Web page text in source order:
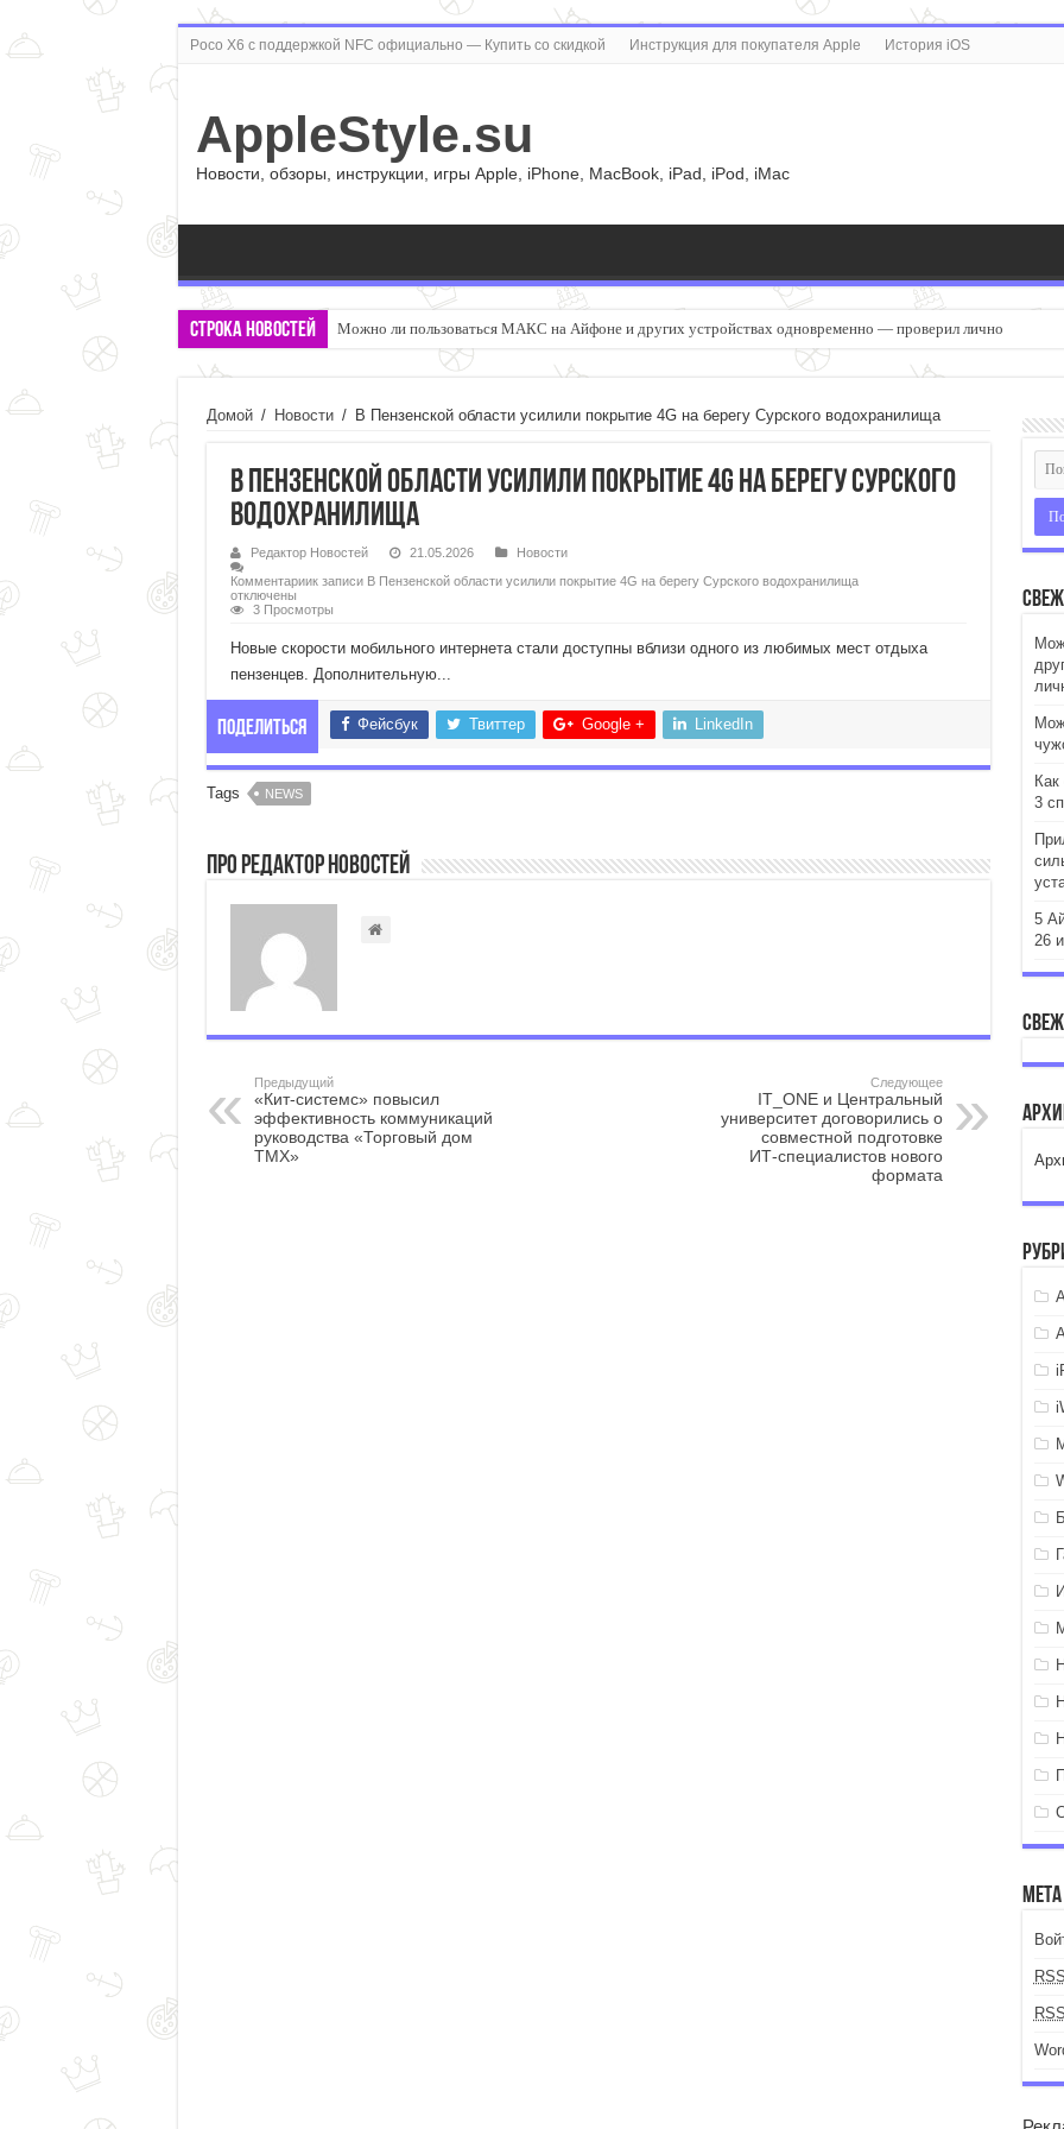
Poco X6 с поддержкой NFC официально — Купить со скидкой Инструкция для покупателя Apple История iOS
AppleStyle.su
Новости, обзоры, инструкции, игры Apple, iPhone, MacBook, iPad, iPod, iMac
Строка новостей Можно ли пользоваться МАКС на Айфоне и других устройствах одновременно — проверил лично
Домой / Новости / В Пензенской области усилили покрытие 4G на берегу Сурского водохранилища
В Пензенской области усилили покрытие 4G на берегу Сурского
водохранилища
Редактор Новостей 21.05.2026
Новости
Комментариик записи В Пензенской области усилили покрытие 4G на берегу Сурского водохранилища
отключены
3 Просмотры
Новые скорости мобильного интернета стали доступны вблизи одного из любимых мест отдыха
пензенцев. Дополнительную...
Поделиться Фейсбук Твиттер Google + LinkedIn
Tags NEWS
Про Редактор Новостей
Предыдущий
«Кит-системс» повысил
эффективность коммуникаций
руководства «Торговый дом
ТМХ»
Следующее
IT_ONE и Центральный
университет договорились о
совместной подготовке
ИТ‑специалистов нового
формата
3
5
26
Мета
RSS
RSS